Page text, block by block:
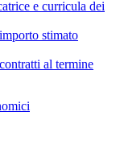
e curricula dei
stimato
al termine